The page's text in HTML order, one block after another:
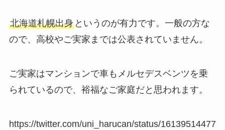
北海道札幌出身というのが有力です。一般の方な
ので、高校やご実家までは公表されていません。
ご実家はマンションで車もメルセデスベンツを乗
られているので、裕福なご家庭だと思われます。
https://twitter.com/uni_harucan/status/16139514477